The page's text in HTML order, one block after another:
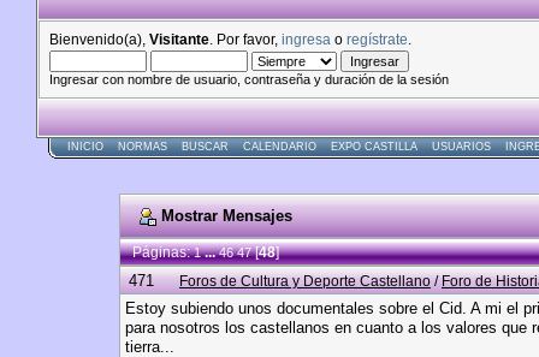
Bienvenido(a), Visitante . Por favor, ingresa o regístrate
Ingresar con nombre de usuario, contraseña y duración de la sesión
INICIO NORMAS BUSCAR CALENDARIO EXPO CASTILLA USUARIOS
Mostrar Mensajes
Páginas:1 ...46 47[48]
471 Foros de Cultura y Deporte Castellano/Foro de
Estoy subiendo unos documentales sobre el Cid. A mi el
para nosotros los castellanos en cuanto a los valores que
tierra...